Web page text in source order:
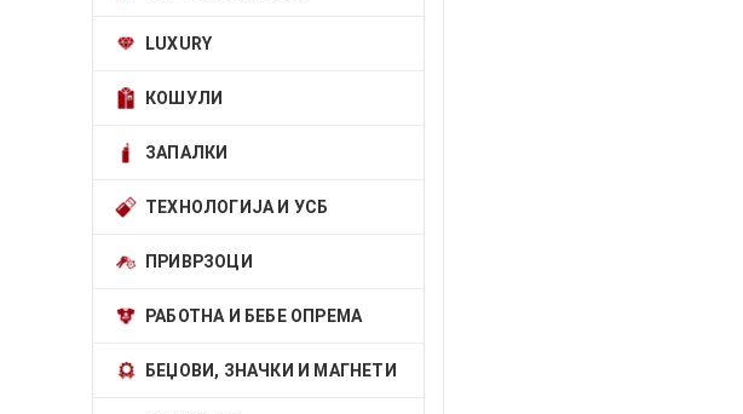
LUXURY
КОШУЛИ
ЗАПАЛКИ
ТЕХНОЛОГИЈА И УСБ
ПРИВРЗОЦИ
РАБОТНА И БЕБЕ ОПРЕМА
БЕЏОВИ, ЗНАЧКИ И МАГНЕТИ